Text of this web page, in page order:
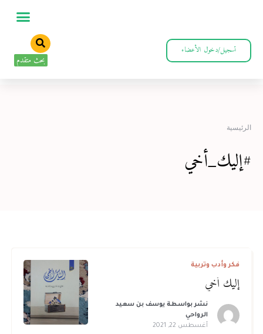
تسجيل/دخول الأعضاء
بحث متقدم
الرئيسية
#إليك_أخي
فكر وأدب وتربية
إليك أخي
نشر بواسطة يوسف بن سعيد
الرواحي
أغسطس 22, 2021